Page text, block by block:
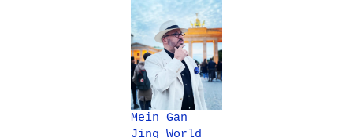
Mein Gan
Jing World